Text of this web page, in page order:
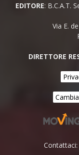
EDITORE: B.C.A.T.
Via E.
DIRETTORE
Contattaci: